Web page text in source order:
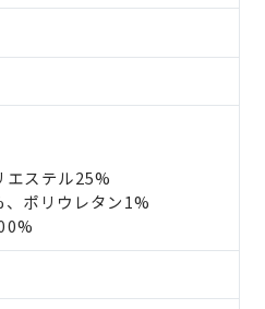
エステル25%
ポリウレタン1%